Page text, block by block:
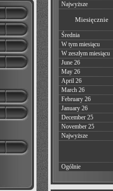
Najwyższe
Miesięcznie
Średnia
W tym miesiącu
W zeszłym miesiącu
June 26
May 26
April 26
March 26
February 26
January 26
December 25
November 25
Najwyższe
Ogólnie